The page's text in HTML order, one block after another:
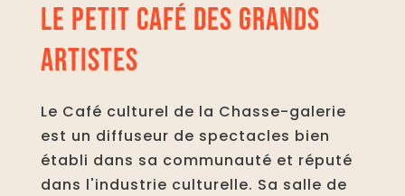
LE PETIT CAFÉ DES GRANDS
ARTISTES
Le Café culturel de la Chasse-galerie
est un diffuseur de spectacles bien
établi dans sa communauté et réputé
dans l'industrie culturelle. Sa salle de